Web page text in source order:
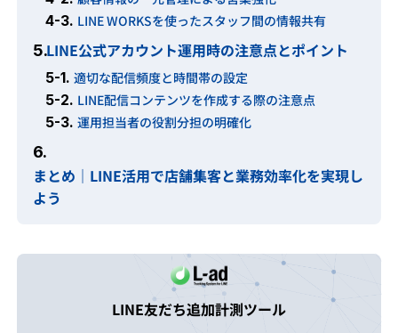
4-3. LINE WORKSを使ったスタッフ間の情報共有
5.LINE公式アカウント運用時の注意点とポイント
5-1. 適切な配信頻度と時間帯の設定
5-2. LINE配信コンテンツを作成する際の注意点
5-3. 運用担当者の役割分担の明確化
6.
まとめ｜LINE活用で店舗集客と業務効率化を実現し
よう
LINE友だち追加計測ツール